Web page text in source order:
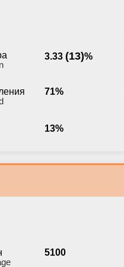
3.33 (13)%
71%
13%
5100